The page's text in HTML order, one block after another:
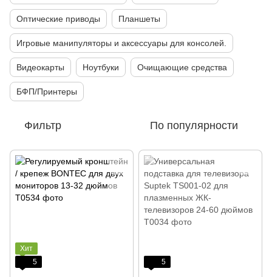
Оптические приводы Планшеты
Игровые манипуляторы и аксессуары для консолей.
Видеокарты Ноутбуки Очищающие средства
БФП/Принтеры
Фильтр По популярности
Хит
5
5